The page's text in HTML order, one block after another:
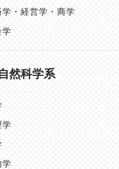
学・経営学・商学
学
然科学系
学
学